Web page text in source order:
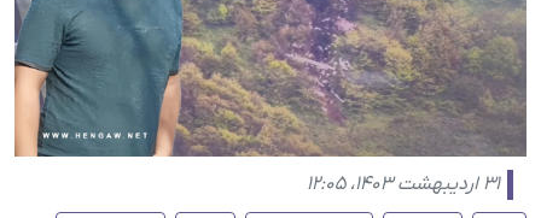
۳۱ اردیبهشت ۱۴۰۳، ۱۲:۰۵